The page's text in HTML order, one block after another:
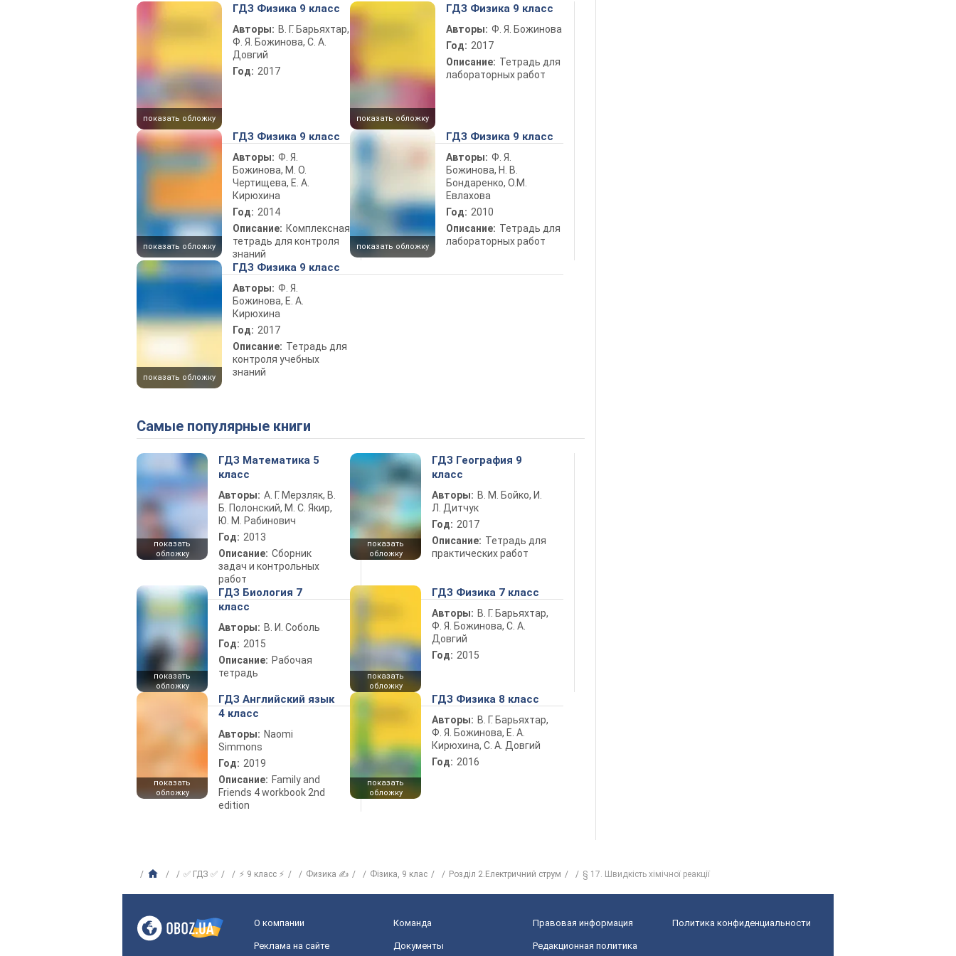
показать обложку
ГДЗ Физика 9 класс
Авторы: В. Г. Барьяхтар,
Ф. Я. Божинова, С. А.
Довгий
Год: 2017
показать обложку
ГДЗ Физика 9 класс
Авторы: Ф. Я. Божинова
Год: 2017
Описание: Тетрадь для
лабораторных работ
показать обложку
ГДЗ Физика 9 класс
Авторы: Ф. Я.
Божинова, М. О.
Чертищева, Е. А.
Кирюхина
Год: 2014
Описание: Комплексная
тетрадь для контроля
знаний
показать обложку
ГДЗ Физика 9 класс
Авторы: Ф. Я.
Божинова, Н. В.
Бондаренко, О.М.
Евлахова
Год: 2010
Описание: Тетрадь для
лабораторных работ
показать обложку
ГДЗ Физика 9 класс
Авторы: Ф. Я.
Божинова, Е. А.
Кирюхина
Год: 2017
Описание: Тетрадь для
контроля учебных
знаний
Самые популярные книги
показать
обложку
ГДЗ Математика 5
класс
Авторы: А. Г. Мерзляк, В.
Б. Полонский, М. С. Якир,
Ю. М. Рабинович
Год: 2013
Описание: Сборник
задач и контрольных
работ
показать
обложку
ГДЗ География 9
класс
Авторы: В. М. Бойко, И.
Л. Дитчук
Год: 2017
Описание: Тетрадь для
практических работ
показать
обложку
ГДЗ Биология 7
класс
Авторы: В. И. Соболь
Год: 2015
Описание: Рабочая
тетрадь
показать
обложку
ГДЗ Физика 7 класс
Авторы: В. Г. Барьяхтар,
Ф. Я. Божинова, С. А.
Довгий
Год: 2015
показать
обложку
ГДЗ Английский язык
4 класс
Авторы: Naomi
Simmons
Год: 2019
Описание: Family and
Friends 4 workbook 2nd
edition
показать
обложку
ГДЗ Физика 8 класс
Авторы: В. Г. Барьяхтар,
Ф. Я. Божинова, Е. А.
Кирюхина, С. А. Довгий
Год: 2016
✅ ГДЗ ✅ ⚡ 9 класс ⚡ Физика ✍ Фізика, 9 клас Розділ 2.Електричний струм § 17. Швидкість хімічної реакції
О компании Команда Правовая информация Политика конфиденциальности
Реклама на сайте Документы Редакционная политика